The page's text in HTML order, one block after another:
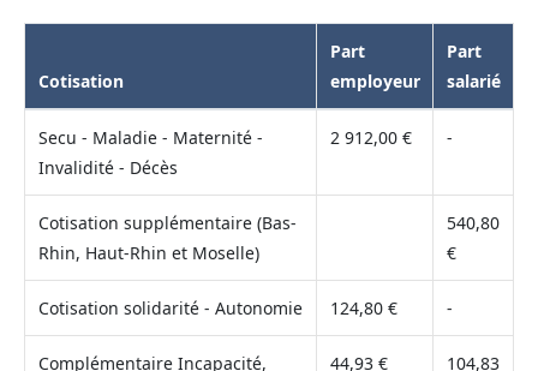
Cotisation
Part
employeur
Part
salarié
Secu - Maladie - Maternité -
Invalidité - Décès
2 912,00 € -
Cotisation supplémentaire (Bas-
Rhin, Haut-Rhin et Moselle)
540,80
€
Cotisation solidarité - Autonomie 124,80 € -
Complémentaire Incapacité,
44,93 €
104,83